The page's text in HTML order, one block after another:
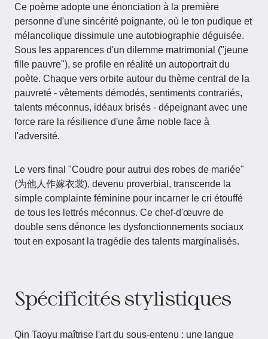
Ce poème adopte une énonciation à la première
personne d'une sincérité poignante, où le ton pudique et
mélancolique dissimule une autobiographie déguisée.
Sous les apparences d'un dilemme matrimonial ("jeune
fille pauvre"), se profile en réalité un autoportrait du
poète. Chaque vers orbite autour du thème central de la
pauvreté - vêtements démodés, sentiments contrariés,
talents méconnus, idéaux brisés - dépeignant avec une
force rare la résilience d'une âme noble face à
l'adversité.
Le vers final "Coudre pour autrui des robes de mariée"
(为他人作嫁衣裳), devenu proverbial, transcende la
simple complainte féminine pour incarner le cri étouffé
de tous les lettrés méconnus. Ce chef-d'œuvre de
double sens dénonce les dysfonctionnements sociaux
tout en exposant la tragédie des talents marginalisés.
Spécificités stylistiques
Qin Taoyu maîtrise l'art du sous-entenu : une langue